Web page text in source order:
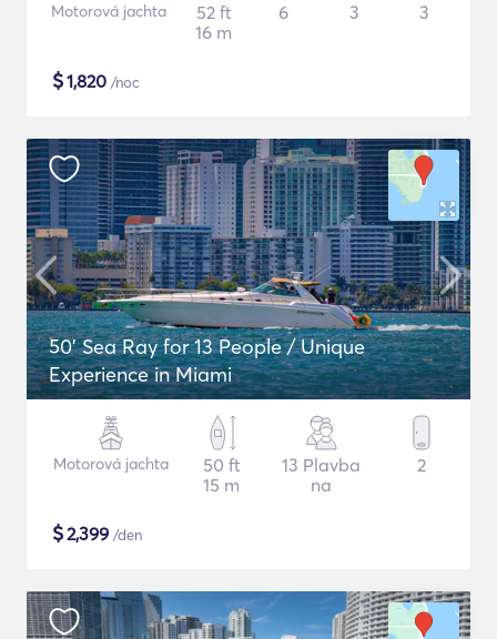
Motorová jachta
52 ft
16 m
6 3 3
$1,820 /noc
50' Sea Ray for 13 People / Unique
Experience in Miami
Motorová jachta
50 ft
15 m
13 Plavba
na
2
$2,399 /den